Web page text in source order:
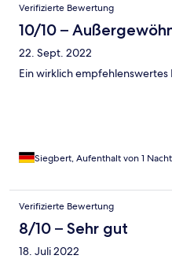
Verifizierte Bewertung
10/10 –
22. Sept. 2022
Ein wirklich
Siegbert, Aufenthalt von 1 Nacht
Verifizierte Bewertung
8/10 – Sehr gut
18. Juli 2022